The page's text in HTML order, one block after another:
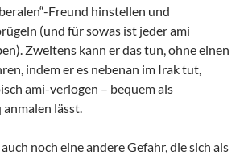
Freund hinstellen und
(und für sowas ist jeder ami
Zweitens kann er das tun, ohne einen
indem er es nebenan im Irak tut,
ami-verlogen – bequem als
anmalen lässt.
noch eine andere Gefahr, die sich als